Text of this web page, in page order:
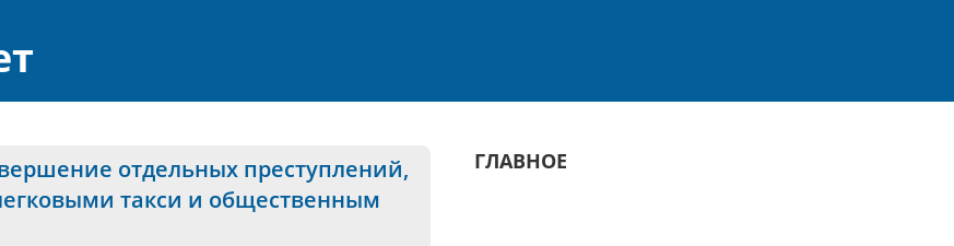
отдельных преступлений,
такси и общественным
ГЛАВНОЕ